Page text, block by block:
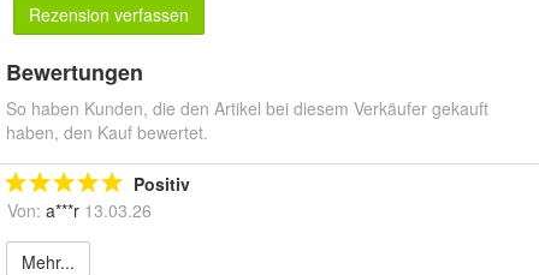
Rezension verfassen
Bewertungen
So haben Kunden, die den Artikel bei diesem Verkäufer gekauft
haben, den Kauf bewertet.
Positiv
Von: a***r 13.03.26
Mehr...